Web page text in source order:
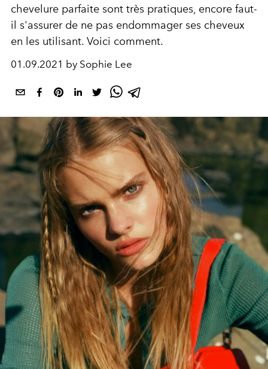
chevelure parfaite sont très pratiques, encore faut-
il s'assurer de ne pas endommager ses cheveux
en les utilisant. Voici comment.
01.09.2021 by Sophie Lee